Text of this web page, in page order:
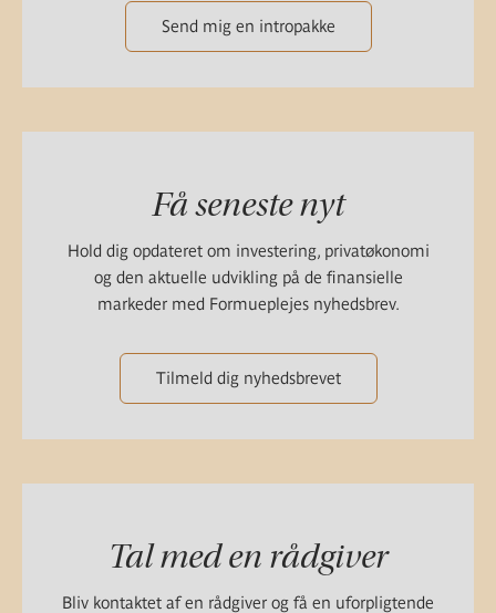
Send mig en intropakke
Få seneste nyt
Hold dig opdateret om investering, privatøkonomi
og den aktuelle udvikling på de finansielle
markeder med Formueplejes nyhedsbrev.
Tilmeld dig nyhedsbrevet
Tal med en rådgiver
Bliv kontaktet af en rådgiver og få en uforpligtende